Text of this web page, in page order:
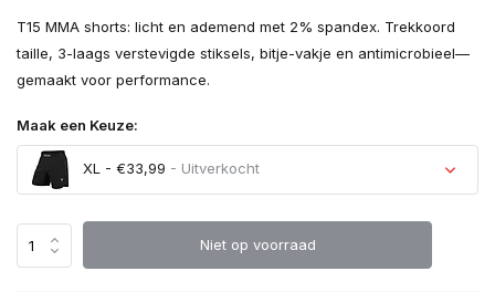
T15 MMA shorts: licht en ademend met 2% spandex. Trekkoord
taille, 3-laags verstevigde stiksels, bitje-vakje en antimicrobieel—
gemaakt voor performance.
Maak een Keuze:
XL - €33,99 - Uitverkocht
Uitverkocht
Niet op voorraad